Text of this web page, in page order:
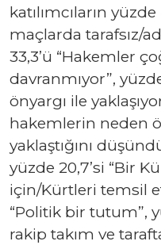
katılımcıların
maçlarda tarafsız/
33,3’ü “Hakemler
davranmıyor”,
önyargı ile
hakemlerin neden
yaklaştığını
yüzde 20,7’si “Bir
için/Kürtleri temsil
“Politik bir tutum”,
rakip takım ve